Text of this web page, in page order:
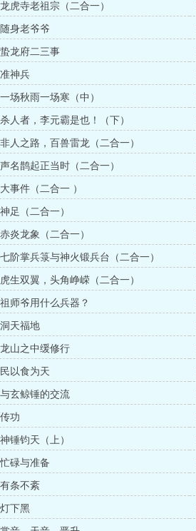
虎寺老祖宗（二合一）
身老爷爷
龙府二三事
神兵
场秋雨一场寒（中）
人者，李元霸是也！（下）
人之路，百兽雷龙（二合一）
名鹊起正当时（二合一）
事件（二合一 ）
足（二合一）
炎龙象（二合一）
阶掌兵箓与神火锻兵台（二合一）
生双翼，头角峥嵘（二合一）
师爷用什么兵器？
天福地
山之中缓修行
以食为天
玄鲸锤的交流
功
锤钧天（上）
碌与准备
条不紊
下黑